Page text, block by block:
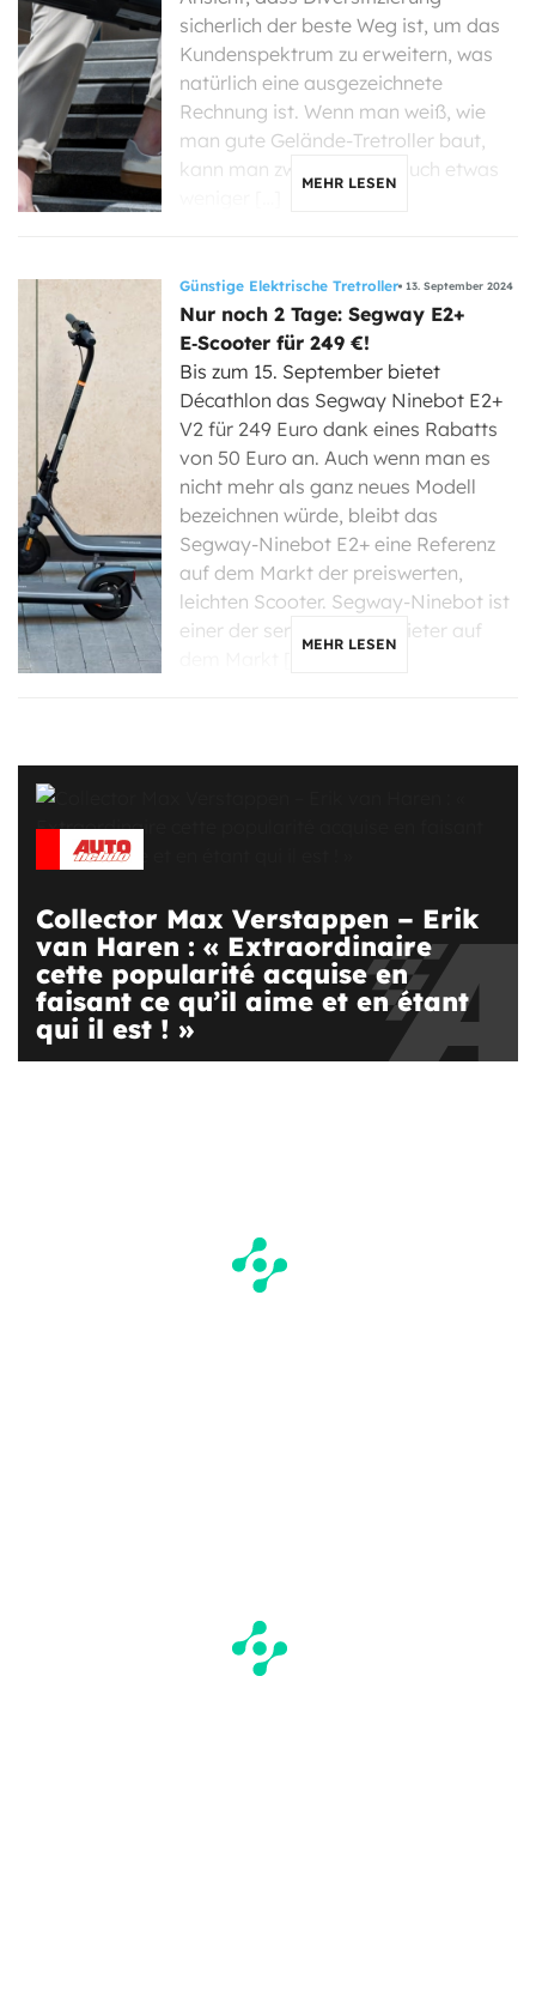
sicherlich der beste Weg ist, um das
Kundenspektrum zu erweitern, was
natürlich eine ausgezeichnete
Rechnung ist. Wenn man weiß, wie
man gute Gelände-Tretroller baut,
kann man zwangsläufig auch etwas
MEHR LESEN
Günstige Elektrische Tretroller 13. September 2024
Nur noch 2 Tage: Segway E2+
E‑Scooter für 249 €!
Bis zum 15. September bietet
Décathlon das Segway Ninebot E2+
V2 für 249 Euro dank eines Rabatts
von 50 Euro an. Auch wenn man es
nicht mehr als ganz neues Modell
bezeichnen würde, bleibt das
Segway-Ninebot E2+ eine Referenz
auf dem Markt der preiswerten,
leichten Scooter. Segway-Ninebot ist
einer der seriösesten Anbieter auf
MEHR LESEN
Collector Max Verstappen – Erik
van Haren : « Extraordinaire
cette popularité acquise en
faisant ce qu’il aime et en étant
qui il est ! »